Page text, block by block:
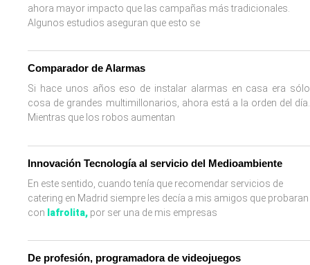
ahora mayor impacto que las campañas más tradicionales.
Algunos estudios aseguran que esto se
Comparador de Alarmas
Si hace unos años eso de instalar alarmas en casa era sólo
cosa de grandes multimillonarios, ahora está a la orden del día.
Mientras que los robos aumentan
Innovación Tecnología al servicio del Medioambiente
En este sentido, cuando tenía que recomendar servicios de
catering en Madrid siempre les decía a mis amigos que probaran
con lafrolita, por ser una de mis empresas
De profesión, programadora de videojuegos